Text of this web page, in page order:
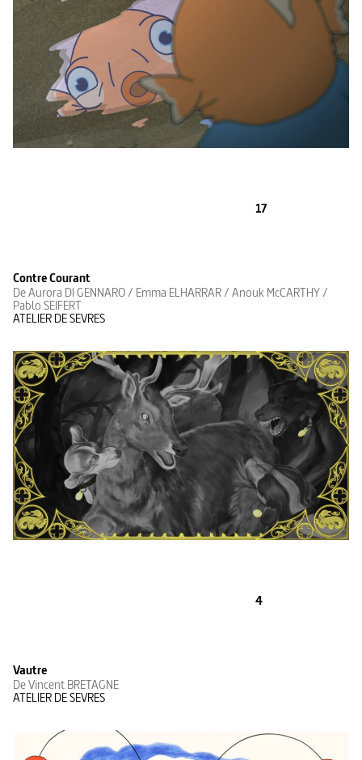
17
Contre Courant
De Aurora DI GENNARO / Emma ELHARRAR / Anouk McCARTHY /
Pablo SEIFERT
ATELIER DE SEVRES
4
Vautre
De Vincent BRETAGNE
ATELIER DE SEVRES